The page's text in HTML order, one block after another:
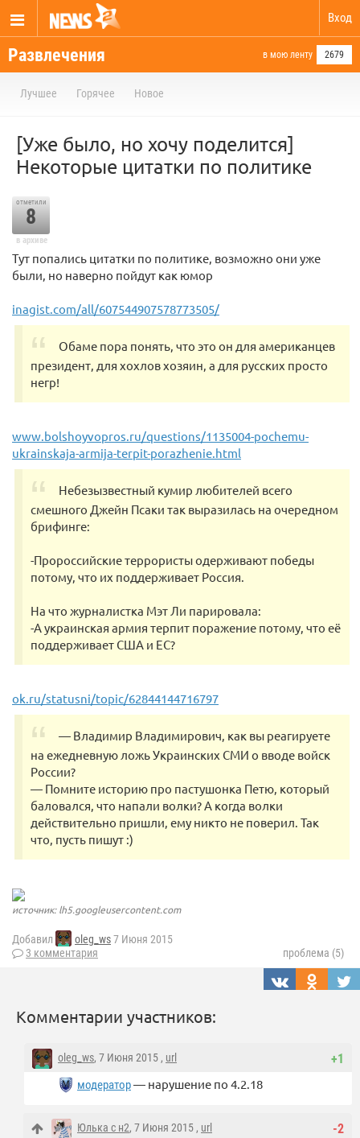
Вход
Развлечения в мою ленту 2679
Лучшее Горячее Новое
[Уже было, но хочу поделится]
Некоторые цитатки по политике
отметили
8
в архиве
Тут попались цитатки по политике, возможно они уже
были, но наверно пойдут как юмор
inagist.com/all/607544907578773505/
Обаме пора понять, что это он для американцев
президент, для хохлов хозяин, а для русских просто
негр!
www.bolshoyvopros.ru/questions/1135004-pochemu-
ukrainskaja-armija-terpit-porazhenie.html
Небезызвестный кумир любителей всего
смешного Джейн Псаки так выразилась на очередном
брифинге:
-Пророссийские террористы одерживают победы
потому, что их поддерживает Россия.
На что журналистка Мэт Ли парировала:
-А украинская армия терпит поражение потому, что её
поддерживает США и ЕС?
ok.ru/statusni/topic/62844144716797
— Владимир Владимирович, как вы реагируете
на ежедневную ложь Украинских СМИ о вводе войск
России?
— Помните историю про пастушонка Петю, который
баловался, что напали волки? А когда волки
действительно пришли, ему никто не поверил. Так
что, пусть пишут :)
источник: lh5.googleusercontent.com
Добавил oleg_ws7 Июня 2015
3 комментария
проблема (5)
Комментарии участников:
+1
oleg_ws, 7 Июня 2015 , url
модератор— нарушение по 4.2.18
-2
Юлька с н2, 7 Июня 2015 , url